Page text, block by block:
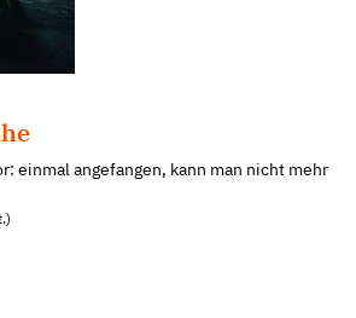
einmal angefangen, kann man nicht mehr